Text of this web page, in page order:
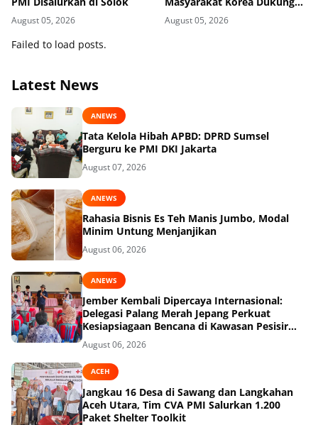
August 05, 2026
Penguatan Gudang Logistik
Darurat PMI
August 05, 2026
Failed to load posts.
Latest News
ANEWS
Tata Kelola Hibah APBD: DPRD Sumsel
Berguru ke PMI DKI Jakarta
August 07, 2026
ANEWS
Rahasia Bisnis Es Teh Manis Jumbo, Modal
Minim Untung Menjanjikan
August 06, 2026
ANEWS
Jember Kembali Dipercaya Internasional:
Delegasi Palang Merah Jepang Perkuat
Kesiapsiagaan Bencana di Kawasan Pesisir
dan Sekolah
August 06, 2026
ACEH
Jangkau 16 Desa di Sawang dan Langkahan
Aceh Utara, Tim CVA PMI Salurkan 1.200
Paket Shelter Toolkit